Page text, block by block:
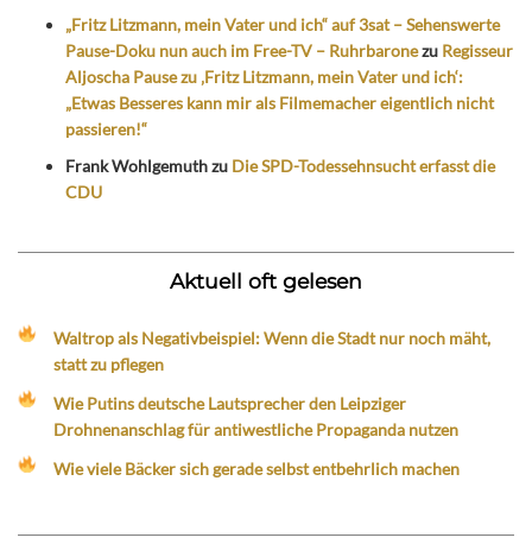
„Fritz Litzmann, mein Vater und ich“ auf 3sat – Sehenswerte
Pause-Doku nun auch im Free-TV – Ruhrbaronezu Regisseur
Aljoscha Pause zu ‚Fritz Litzmann, mein Vater und ich‘:
„Etwas Besseres kann mir als Filmemacher eigentlich nicht
passieren!“
Frank Wohlgemuthzu Die SPD-Todessehnsucht erfasst die
CDU
Aktuell oft gelesen
Waltrop als Negativbeispiel: Wenn die Stadt nur noch mäht,
statt zu pflegen
Wie Putins deutsche Lautsprecher den Leipziger
Drohnenanschlag für antiwestliche Propaganda nutzen
Wie viele Bäcker sich gerade selbst entbehrlich machen